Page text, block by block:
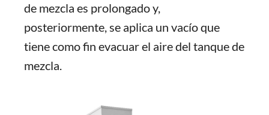
de mezcla es prolongado y,
posteriormente, se aplica un vacío que
tiene como fin evacuar el aire del tanque de
mezcla.